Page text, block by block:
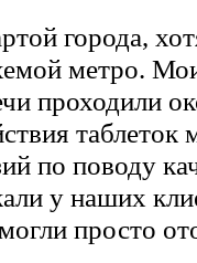
города,
метро.
проходили
таблеток
по поводу
у наших
просто